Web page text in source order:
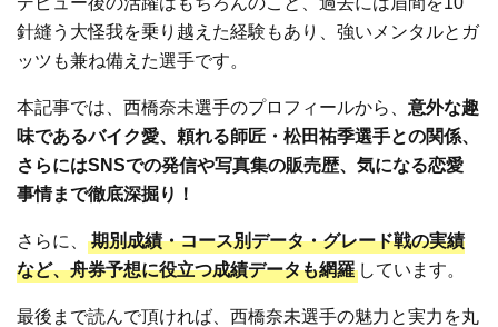
針縫う大怪我を乗り越えた経験もあり、強いメンタルとガ
ッツも兼ね備えた選手です。
本記事では、西橋奈未選手のプロフィールから、意外な趣
味であるバイク愛、頼れる師匠・松田祐季選手との関係、
さらにはSNSでの発信や写真集の販売歴、気になる恋愛
事情まで徹底深掘り！
さらに、期別成績・コース別データ・グレード戦の実績
など、舟券予想に役立つ成績データも網羅 しています。
最後まで読んで頂ければ、西橋奈未選手の魅力と実力を丸